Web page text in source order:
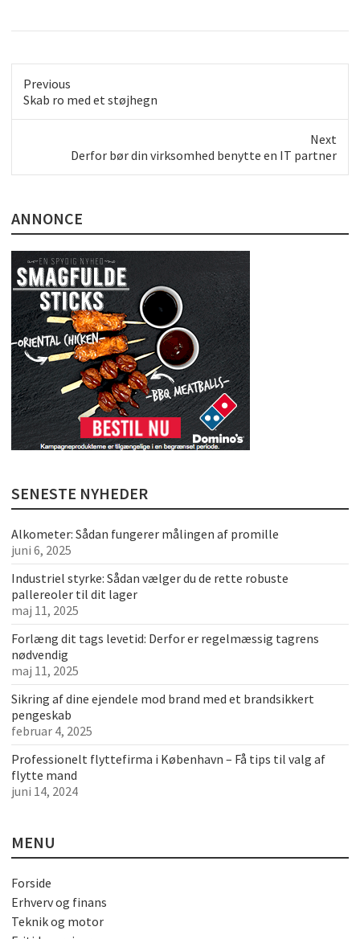
Previous
Previous
post:
Skab ro med et støjhegn
Next
post:
Derfor bør din virksomhed benytte en IT partner
ANNONCE
SENESTE NYHEDER
Alkometer: Sådan fungerer målingen af promille
juni 6, 2025
Industriel styrke: Sådan vælger du de rette robuste
pallereoler til dit lager
maj 11, 2025
Forlæng dit tags levetid: Derfor er regelmæssig tagrens
nødvendig
maj 11, 2025
Sikring af dine ejendele mod brand med et brandsikkert
pengeskab
februar 4, 2025
Professionelt flyttefirma i København – Få tips til valg af
flytte mand
juni 14, 2024
MENU
Forside
Erhverv og finans
Teknik og motor